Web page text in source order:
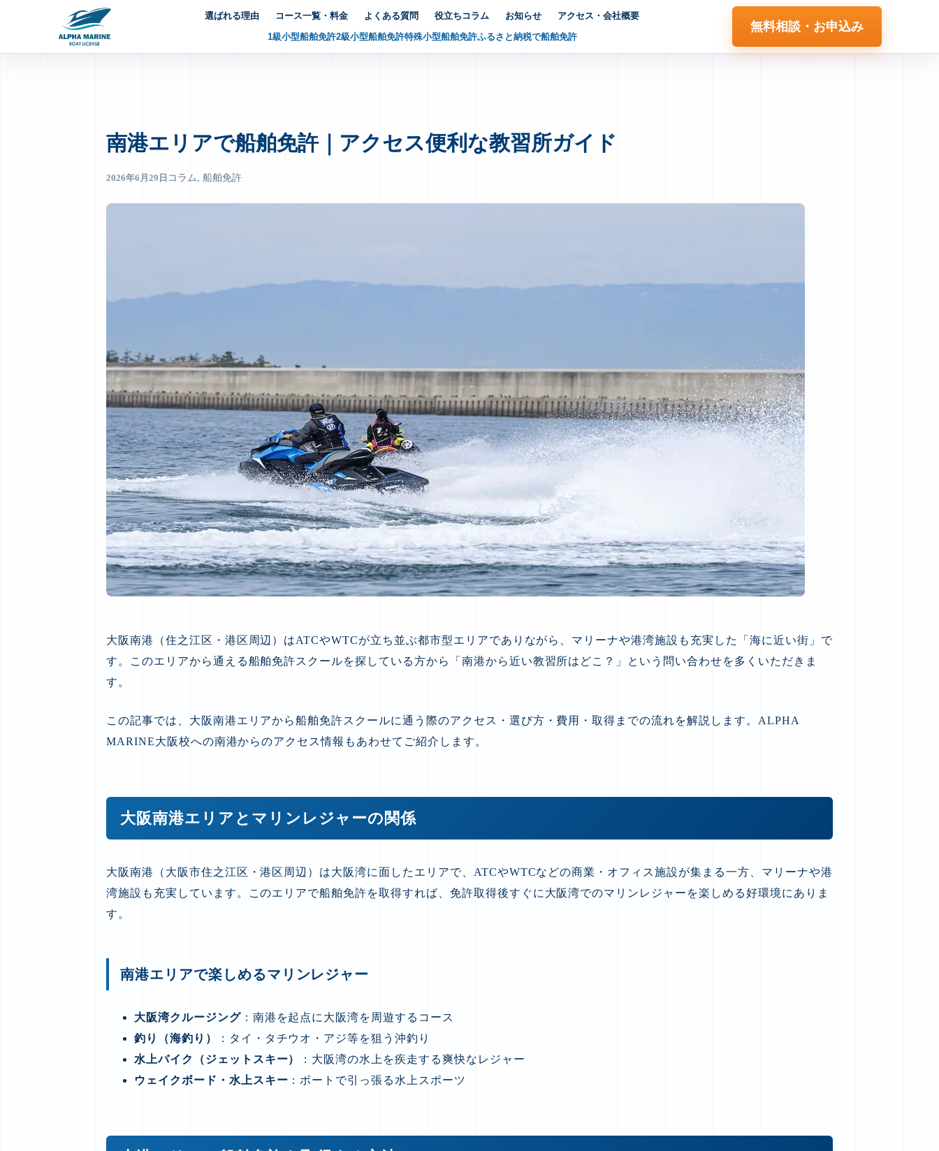
選ばれる理由
コース一覧・料金
1級小型船舶免許2級小型船舶免許特殊小型船舶免許ふるさと納税で船舶免許
よくある質問 役立ちコラム お知らせ アクセス・会社概要
無料相談・お申込み
南港エリアで船舶免許｜アクセス便利な教習所ガイド
2026年6月29日 コラム 船舶免許
大阪南港（住之江区・港区周辺）はATCやWTCが立ち並ぶ都市型エリアでありながら、マリーナや港湾施設も充実した「海に近い街」で
す。このエリアから通える船舶免許スクールを探している方から「南港から近い教習所はどこ？」という問い合わせを多くいただきま
す。
この記事では、大阪南港エリアから船舶免許スクールに通う際のアクセス・選び方・費用・取得までの流れを解説します。ALPHA
MARINE大阪校への南港からのアクセス情報もあわせてご紹介します。
大阪南港エリアとマリンレジャーの関係
大阪南港（大阪市住之江区・港区周辺）は大阪湾に面したエリアで、ATCやWTCなどの商業・オフィス施設が集まる一方、マリーナや港
湾施設も充実しています。このエリアで船舶免許を取得すれば、免許取得後すぐに大阪湾でのマリンレジャーを楽しめる好環境にありま
す。
南港エリアで楽しめるマリンレジャー
大阪湾クルージング：南港を起点に大阪湾を周遊するコース
釣り（海釣り）
：タイ・タチウオ・アジ等を狙う沖釣り
水上バイク（ジェットスキー）
：大阪湾の水上を疾走する爽快なレジャー
ウェイクボード・水上スキー ：ボートで引っ張る水上スポーツ